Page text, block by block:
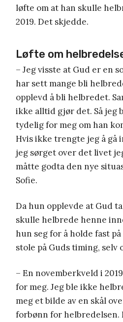
løfte om at han skulle
2019. Det skjedde.
Løfte om
– Jeg visste at Gud er en
har sett mange bli
opplevd å bli helbredet.
ikke alltid gjør det. Så jeg
tydelig for meg om han
Hvis ikke trengte jeg å gå
jeg sørget over det livet
måtte godta den nye
Sofie.
Da hun opplevde at Gud
skulle helbrede henne
hun seg for å holde fast
stole på Guds timing, selv
– En novemberkveld i
for meg. Jeg ble ikke
meg et bilde av en skål
forbønn for helbredelsen.